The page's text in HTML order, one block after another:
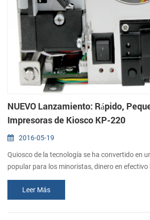
NUEVO Lanzamiento: Rápido,
Impresoras de Kiosco KP-220
2016-05-19
Quiosco de la tecnología se ha convertido en
popular para los minoristas, dinero en
la lotería, y máquinas expendedoras de billetes.
proveedores de servicios de
organizaciones que esperar para hacer la
clientes fácil, rápido, informativo y práctico.
Leer Más